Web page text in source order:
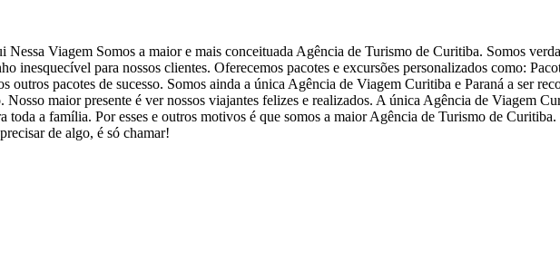
Viagem Somos a maior e mais conceituada Agência de Turismo de Curitiba. Somos
inesquecível para nossos clientes. Oferecemos pacotes e excursões personalizados como:
outros pacotes de sucesso. Somos ainda a única Agência de Viagem Curitiba e Paraná a ser
maior presente é ver nossos viajantes felizes e realizados. A única Agência de Viagem
toda a família. Por esses e outros motivos é que somos a maior Agência de Turismo de
de algo, é só chamar!